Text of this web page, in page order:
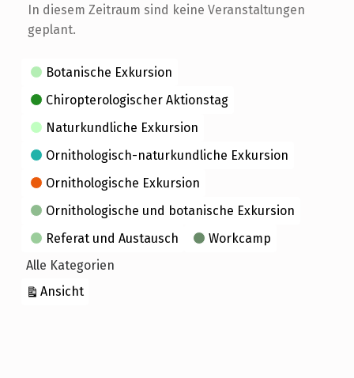
In diesem Zeitraum sind keine Veranstaltungen
geplant.
Kategorien
Botanische Exkursion
Chiropterologischer Aktionstag
Naturkundliche Exkursion
Ornithologisch-naturkundliche Exkursion
Ornithologische Exkursion
Ornithologische und botanische Exkursion
Referat und Austausch
Workcamp
Alle Kategorien
Ansichtausdrucken